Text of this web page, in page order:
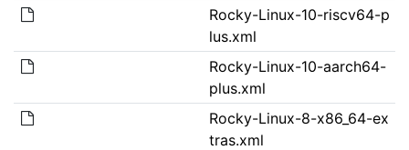
Rocky-Linux-10-riscv64-p
lus.xml
Rocky-Linux-10-aarch64-
plus.xml
Rocky-Linux-8-x86_64-ex
tras.xml